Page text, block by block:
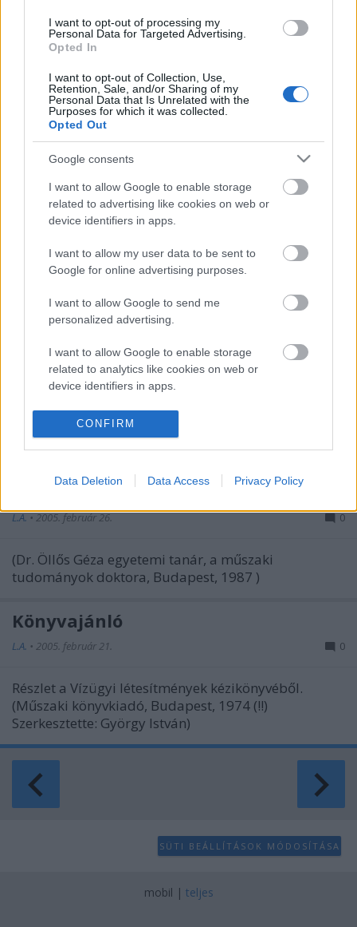
I want to opt-out of processing my
Personal Data for Targeted Advertising.
Opted In
I want to opt-out of Collection, Use,
Retention, Sale, and/or Sharing of my
Personal Data that Is Unrelated with the
Purposes for which it was collected.
Opted Out
Google consents
I want to allow Google to enable storage
related to advertising like cookies on web or
device identifiers in apps.
I want to allow my user data to be sent to
Google for online advertising purposes.
I want to allow Google to send me
personalized advertising.
I want to allow Google to enable storage
related to analytics like cookies on web or
device identifiers in apps.
I want to allow Google to enable storage
related to functionality of the website or app.
related to personalization.
I want to allow Google to enable storage
user protection.
CONFIRM
Data Deletion Data Access Privacy Policy
Biztos emlékeztek rá, hogy korábban említettem,
amit Judittól kaptam 2005 karácsonyán.
No hát ...
Nyertünk
A Nemzeti Kulturális Alap támogatja a Víztorony.hu
egyik projektét. Pályáztunk, nyertünk. A pályázat
címe: Víztornyok újrahasznosítási ...
Ajándék
2005. december 25.
juhééé, a jézuska jó fej! hozott
nekem víztornyos könyvet! címe: wassertürme neu
genutzt, tehát víztornyok újrahasznosításáról szól.
Részlet a Vízellátás c. könyvből
L.A.•2005. február 26. 0
(Dr. Öllős Géza egyetemi tanár, a műszaki
tudományok doktora, Budapest, 1987 )
Könyvajánló
L.A. • 2005. február 21. 0
Részlet a Vízügyi létesítmények kézikönyvéből.
(Műszaki könyvkiadó, Budapest, 1974 (!!)
Szerkesztette: György István)
SÜTI BEÁLLÍTÁSOK MÓDOSÍTÁSA
mobil | teljes